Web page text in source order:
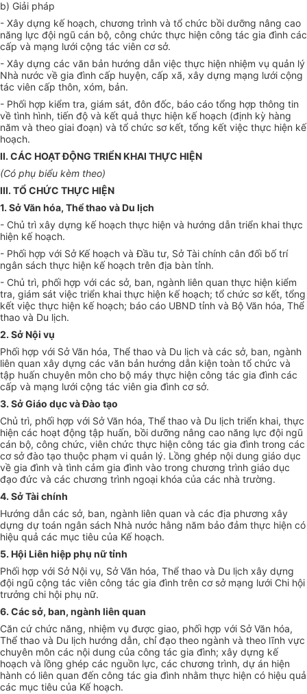
b) Giải pháp
- Xây dựng kế hoạch, chương trình và tổ chức bồi dưỡng nâng cao
năng lực đội ngũ cán bộ, công chức thực hiện công tác gia đình các
cấp và mạng lưới cộng tác viên cơ sở.
- Xây dựng các văn bản hướng dẫn việc thực hiện nhiệm vụ quản lý
Nhà nước về gia đình cấp huyện, cấp xã, xây dựng mạng lưới cộng
tác viên cấp thôn, xóm, bản.
- Phối hợp kiểm tra, giám sát, đôn đốc, báo cáo tổng hợp thông tin
về tình hình, tiến độ và kết quả thực hiện kế hoạch (định kỳ hàng
năm và theo giai đoạn) và tổ chức sơ kết, tổng kết việc thực hiện kế
hoạch.
II. CÁC HOẠT ĐỘNG TRIỂN KHAI THỰC HIỆN
(Có phụ biểu kèm theo)
III. TỔ CHỨC THỰC HIỆN
1. Sở Văn hóa, Thể thao và Du lịch
- Chủ trì xây dựng kế hoạch thực hiện và hướng dẫn triển khai thực
hiện kế hoạch.
- Phối hợp với Sở Kế hoạch và Đầu tư, Sở Tài chính cân đối bố trí
ngân sách thực hiện kế hoạch trên địa bàn tỉnh.
- Chủ trì, phối hợp với các sở, ban, ngành liên quan thực hiện kiểm
tra, giám sát việc triển khai thực hiện kế hoạch; tổ chức sơ kết, tổng
kết việc thực hiện kế hoạch; báo cáo UBND tỉnh và Bộ Văn hóa, Thể
thao và Du lịch.
2. SởNội vụ
Phối hợp với Sở Văn hóa, Thể thao và Du lịch và các sở, ban, ngành
liên quan xây dựng các văn bản hướng dẫn kiện toàn tổ chức và
tập huấn chuyên môn cho bộ máy thực hiện công tác gia đình các
cấp và mạng lưới cộng tác viên gia đình cơ sở.
3. Sở Giáo dục và Đào tạo
Chủ trì, phối hợp với Sở Văn hóa, Thể thao và Du lịch triển khai, thực
hiện các hoạt động tập huấn, bồi dưỡng nâng cao năng lực đội ngũ
cán bộ, công chức, viên chức thực hiện công tác gia đình trong các
cơ sở đào tạo thuộc phạm vi quản lý. Lồng ghép nội dung giáo dục
về gia đình và tình cảm gia đình vào trong chương trình giáo dục
đạo đức và các chương trình ngoại khóa của các nhà trường.
4. Sở Tài chính
Hướng dẫn các sở, ban, ngành liên quan và các địa phương xây
dựng dự toán ngân sách Nhà nước hằng năm bảo đảm thực hiện có
hiệu quả các mục tiêu của Kế hoạch.
5. Hội Liên hiệp phụ nữ tỉnh
Phối hợp với Sở Nội vụ, Sở Văn hóa, Thể thao và Du lịch xây dựng
đội ngũ cộng tác viên công tác gia đình trên cơ sở mạng lưới Chi hội
trưởng chi hội phụ nữ.
6. Các sở, ban, ngành liên quan
Căn cứ chức năng, nhiệm vụ được giao, phối hợp với Sở Văn hóa,
Thể thao và Du lịch hướng dẫn, chỉ đạo theo ngành và theo lĩnh vực
chuyên môn các nội dung của công tác gia đình; xây dựng kế
hoạch và lồng ghép các nguồn lực, các chương trình, dự án hiện
hành có liên quan đến công tác gia đình nhằm thực hiện có hiệu quả
các mục tiêu của Kế hoạch.